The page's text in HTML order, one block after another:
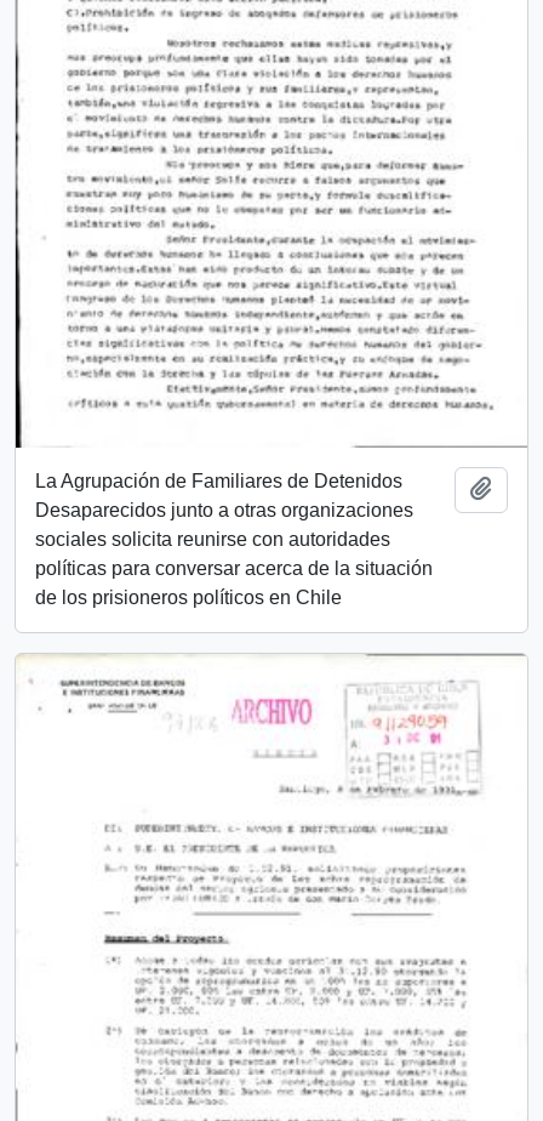
La Agrupación de Familiares de Detenidos
Desaparecidos junto a otras organizaciones
sociales solicita reunirse con autoridades
políticas para conversar acerca de la situación
de los prisioneros políticos en Chile